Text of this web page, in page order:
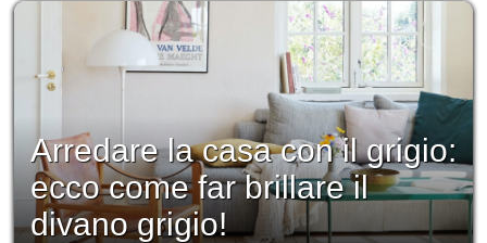
Arredare la casa con il grigio:
ecco come far brillare il
divano grigio!